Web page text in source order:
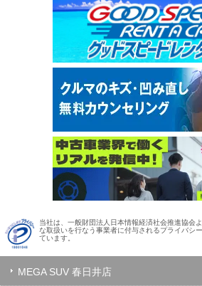
当社は、一般財団法人日本情報経済社会推進協会
な取扱いを行なう事業者に付与されるプライバシ
ています。
MEGA SUV 春日井店